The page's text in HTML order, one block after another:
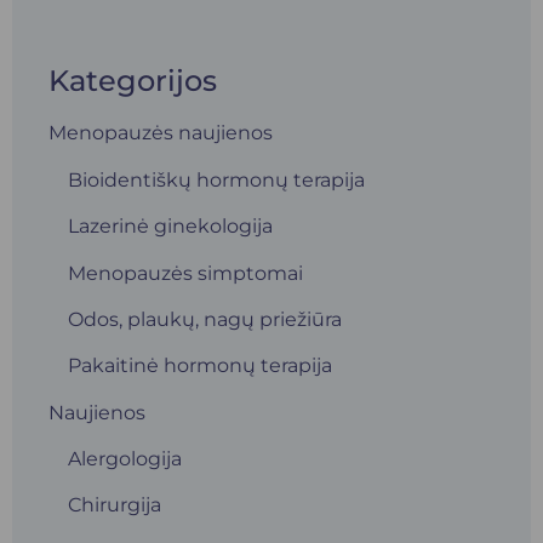
Kategorijos
Menopauzės naujienos
Bioidentiškų hormonų terapija
Lazerinė ginekologija
Menopauzės simptomai
Odos, plaukų, nagų priežiūra
Pakaitinė hormonų terapija
Naujienos
Alergologija
Chirurgija